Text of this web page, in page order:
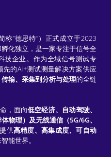
称“德思特”）正式成立于2023
化独立，是一家专注于信号全
技企业。作为全域信号测试专
的AI+测试测量解决方案供应
输、采集到分析与处理的全链
，面向低空经济、自动驾驶、
物理）及无线通信（5G/6G、
供高精度、高集成度、可自动
能世界。